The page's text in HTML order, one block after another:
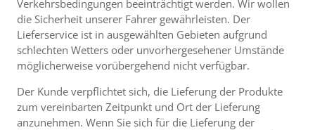
Verkehrsbedingungen beeinträchtigt werden. Wir wollen
die Sicherheit unserer Fahrer gewährleisten. Der
Lieferservice ist in ausgewählten Gebieten aufgrund
schlechten Wetters oder unvorhergesehener Umstände
möglicherweise vorübergehend nicht verfügbar.
Der Kunde verpflichtet sich, die Lieferung der Produkte
zum vereinbarten Zeitpunkt und Ort der Lieferung
anzunehmen. Wenn Sie sich für die Lieferung der